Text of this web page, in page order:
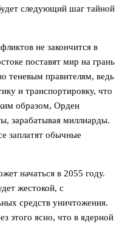
следующий шаг тайной
не закончится в
поставят мир на грань
теневым правителям, ведь
и транспортировку, что
образом, Орден
зарабатывая миллиарды.
заплатят обычные
начаться в 2055 году.
жестокой, с
средств уничтожения.
этого ясно, что в ядерной